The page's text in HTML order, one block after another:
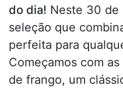
do dia! Neste 30 de
seleção que
perfeita para
Começamos com
de frango, um